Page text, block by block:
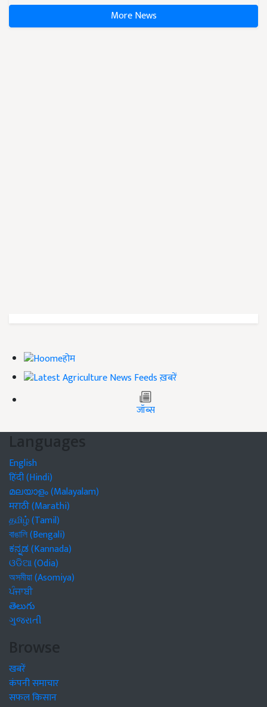
More News
होम
ख़बरें
जॉब्स
Languages
English
हिंदी (Hindi)
മലയാളം (Malayalam)
मराठी (Marathi)
தமிழ் (Tamil)
বাঙালি (Bengali)
ಕನ್ನಡ (Kannada)
ଓଡିଆ (Odia)
অসমীয়া (Asomiya)
ਪੰਜਾਬੀ
తెలుగు
ગુજરાતી
Browse
खबरें
कंपनी समाचार
सफल किसान